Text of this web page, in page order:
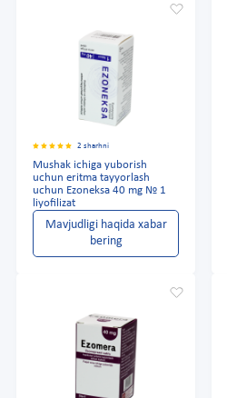
2 sharhni
Mushak ichiga yuborish
uchun eritma tayyorlash
uchun Ezoneksa 40 mg № 1
liyofilizat
Mavjudligi haqida xabar
bering